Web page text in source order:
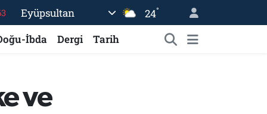
Eyüpsultan 24°
İbda Dergi Tarih
ve